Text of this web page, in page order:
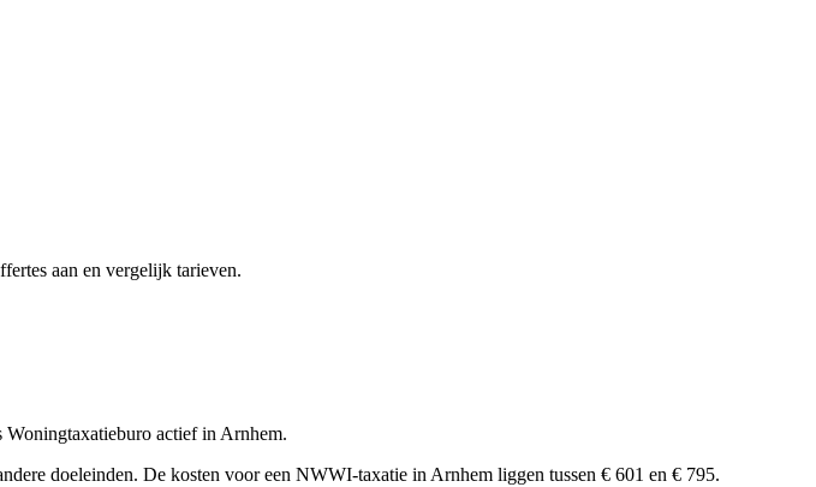
aan en vergelijk tarieven.
Woningtaxatieburo actief in Arnhem.
doeleinden. De kosten voor een NWWI-taxatie in Arnhem liggen tussen € 601 en € 795.